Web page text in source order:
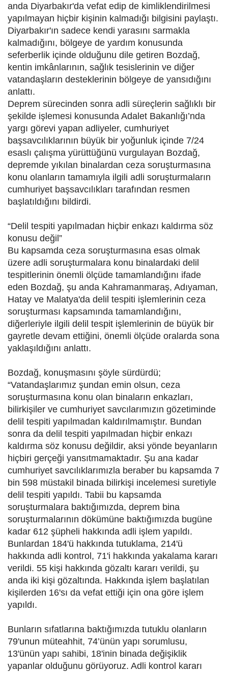
anda Diyarbakır'da vefat edip de kimliklendirilmesi
yapılmayan hiçbir kişinin kalmadığı bilgisini paylaştı.
Diyarbakır'ın sadece kendi yarasını sarmakla
kalmadığını, bölgeye de yardım konusunda
seferberlik içinde olduğunu dile getiren Bozdağ,
kentin imkânlarının, sağlık tesislerinin ve diğer
vatandaşların desteklerinin bölgeye de yansıdığını
anlattı.
Deprem sürecinden sonra adli süreçlerin sağlıklı bir
şekilde işlemesi konusunda Adalet Bakanlığı’nda
yargı görevi yapan adliyeler, cumhuriyet
başsavcılıklarının büyük bir yoğunluk içinde 7/24
esaslı çalışma yürüttüğünü vurgulayan Bozdağ,
depremde yıkılan binalardan ceza soruşturmasına
konu olanların tamamıyla ilgili adli soruşturmaların
cumhuriyet başsavcılıkları tarafından resmen
başlatıldığını bildirdi.
“Delil tespiti yapılmadan hiçbir enkazı kaldırma söz
konusu değil”
Bu kapsamda ceza soruşturmasına esas olmak
üzere adli soruşturmalara konu binalardaki delil
tespitlerinin önemli ölçüde tamamlandığını ifade
eden Bozdağ, şu anda Kahramanmaraş, Adıyaman,
Hatay ve Malatya'da delil tespiti işlemlerinin ceza
soruşturması kapsamında tamamlandığını,
diğerleriyle ilgili delil tespit işlemlerinin de büyük bir
gayretle devam ettiğini, önemli ölçüde oralarda sona
yaklaşıldığını anlattı.
Bozdağ, konuşmasını şöyle sürdürdü;
“Vatandaşlarımız şundan emin olsun, ceza
soruşturmasına konu olan binaların enkazları,
bilirkişiler ve cumhuriyet savcılarımızın gözetiminde
delil tespiti yapılmadan kaldırılmamıştır. Bundan
sonra da delil tespiti yapılmadan hiçbir enkazı
kaldırma söz konusu değildir, aksi yönde beyanların
hiçbiri gerçeği yansıtmamaktadır. Şu ana kadar
cumhuriyet savcılıklarımızla beraber bu kapsamda 7
bin 598 müstakil binada bilirkişi incelemesi suretiyle
delil tespiti yapıldı. Tabii bu kapsamda
soruşturmalara baktığımızda, deprem bina
soruşturmalarının dökümüne baktığımızda bugüne
kadar 612 şüpheli hakkında adli işlem yapıldı.
Bunlardan 184'ü hakkında tutuklama, 214'ü
hakkında adli kontrol, 71'i hakkında yakalama kararı
verildi. 55 kişi hakkında gözaltı kararı verildi, şu
anda iki kişi gözaltında. Hakkında işlem başlatılan
kişilerden 16'sı da vefat ettiği için ona göre işlem
yapıldı.
Bunların sıfatlarına baktığımızda tutuklu olanların
79'unun müteahhit, 74’ünün yapı sorumlusu,
13'ünün yapı sahibi, 18'inin binada değişiklik
yapanlar olduğunu görüyoruz. Adli kontrol kararı